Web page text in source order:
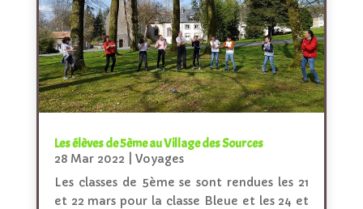
Les élèves de 5ème au Village des Sources
28 Mar 2022
Voyages
Les classes de 5ème se sont rendues les 21
et 22 mars pour la classe Bleue et les 24 et